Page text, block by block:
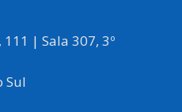
| Sala 307, 3º
Sul